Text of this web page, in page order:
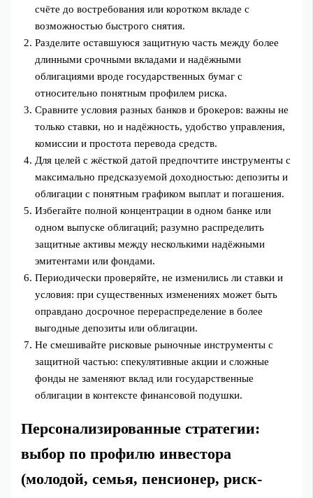
счёте до востребования или коротком вкладе с
возможностью быстрого снятия.
Разделите оставшуюся защитную часть между более
длинными срочными вкладами и надёжными
облигациями вроде государственных бумаг с
относительно понятным профилем риска.
Сравните условия разных банков и брокеров: важны не
только ставки, но и надёжность, удобство управления,
комиссии и простота перевода средств.
Для целей с жёсткой датой предпочтите инструменты с
максимально предсказуемой доходностью: депозиты и
облигации с понятным графиком выплат и погашения.
Избегайте полной концентрации в одном банке или
одном выпуске облигаций; разумно распределить
защитные активы между несколькими надёжными
эмитентами или фондами.
Периодически проверяйте, не изменились ли ставки и
условия: при существенных изменениях может быть
оправдано досрочное перераспределение в более
выгодные депозиты или облигации.
Не смешивайте рисковые рыночные инструменты с
защитной частью: спекулятивные акции и сложные
фонды не заменяют вклад или государственные
облигации в контексте финансовой подушки.
Персонализированные стратегии:
выбор по профилю инвестора
(молодой, семья, пенсионер, риск-